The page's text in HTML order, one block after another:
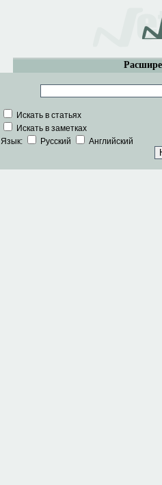
Искать в статьях
Искать в заметках
Язык:
Русский Английский